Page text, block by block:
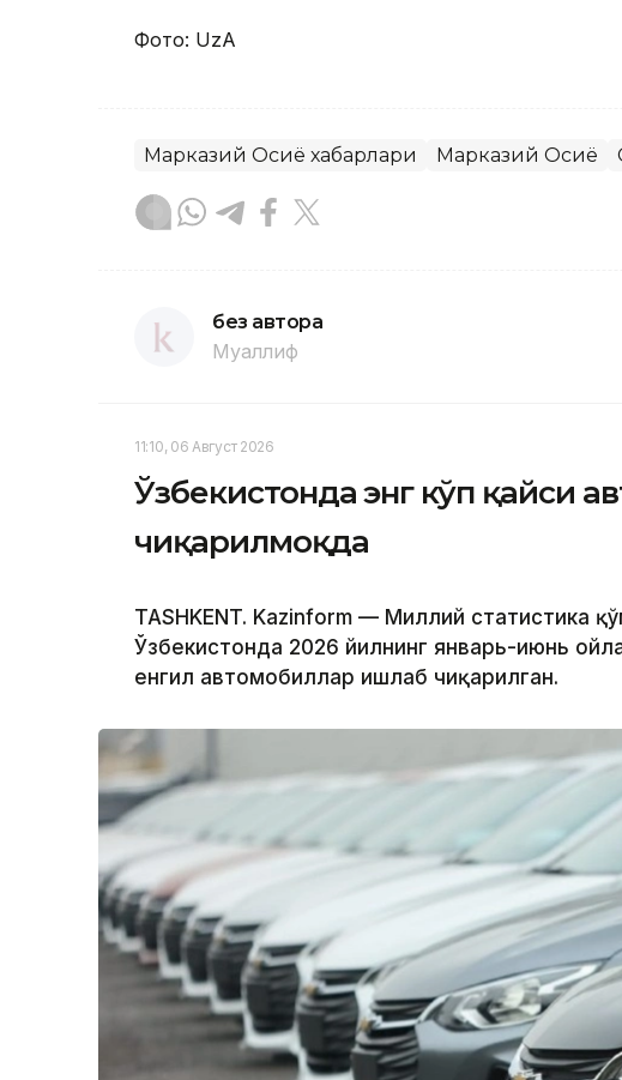
Фото: UzA
Марказий Осиё хабарлари Марказий Осиё
без автора
Муаллиф
11:10, 06 Август 2026
Ўзбекистонда энг кўп қайси
чиқарилмоқда
TASHKENT. Kazinform — Миллий статистика
Ўзбекистонда 2026 йилнинг январь-июнь
енгил автомобиллар ишлаб чиқарилган.